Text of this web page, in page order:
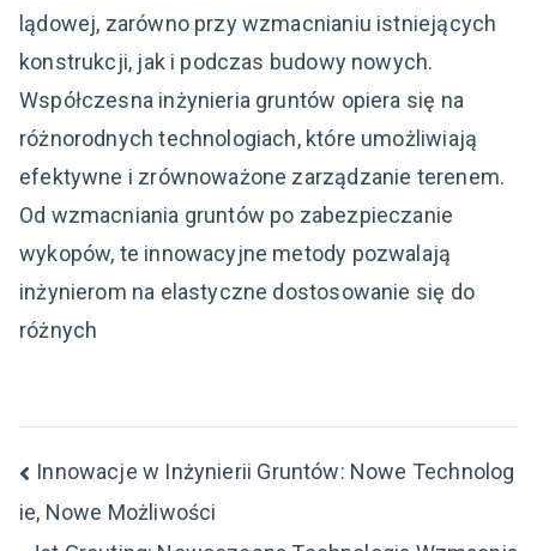
lądowej, zarówno przy wzmacnianiu istniejących
konstrukcji, jak i podczas budowy nowych.
Współczesna inżynieria gruntów opiera się na
różnorodnych technologiach, które umożliwiają
efektywne i zrównoważone zarządzanie terenem.
Od wzmacniania gruntów po zabezpieczanie
wykopów, te innowacyjne metody pozwalają
inżynierom na elastyczne dostosowanie się do
różnych
Nawigacja
wpisu
Innowacje w Inżynierii Gruntów: Nowe Technolog
ie, Nowe Możliwości